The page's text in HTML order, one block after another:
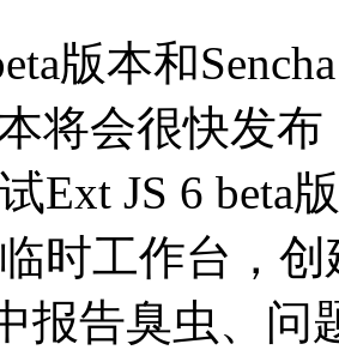
版本和
将会很快发
Ext JS 6 beta
时工作台，
报告臭虫、